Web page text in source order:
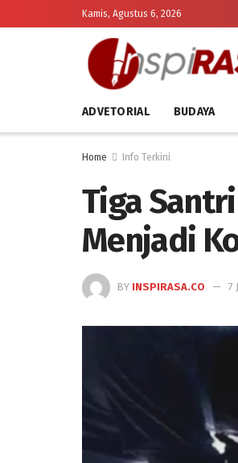
Kamis, Agustus 6, 2026
ADVETORIAL BUDAYA
Home Info Terkini
Tiga
Menjadi
BY INSPIRASA.CO 7